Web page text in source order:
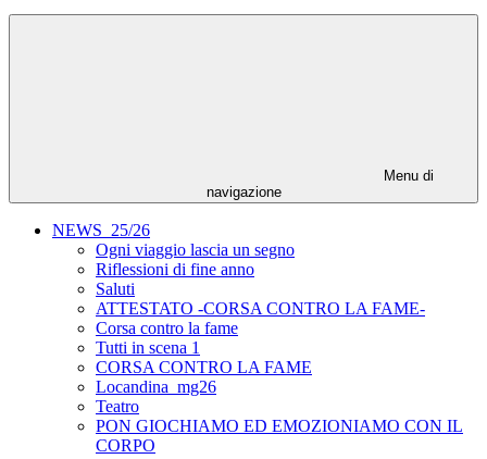
Menu di
navigazione
NEWS_25/26
Ogni viaggio lascia un segno
Riflessioni di fine anno
Saluti
ATTESTATO -CORSA CONTRO LA FAME-
Corsa contro la fame
Tutti in scena 1
CORSA CONTRO LA FAME
Locandina_mg26
Teatro
PON GIOCHIAMO ED EMOZIONIAMO CON IL
CORPO